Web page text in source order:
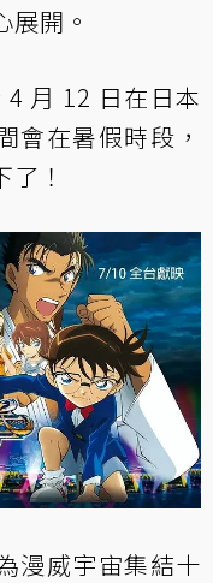
開。
4 月 12 日在日本
會在暑假時段，
！
漫威宇宙集結十